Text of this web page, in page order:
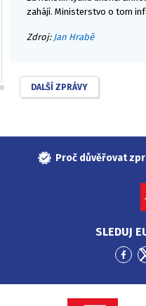
zahájí. Ministerstvo o tom
Zdroj: Jan Hrabě
DALŠÍ ZPRÁVY
Proč důvěřovat
SLEDUJ